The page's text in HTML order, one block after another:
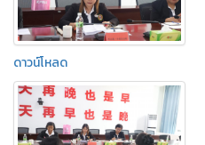
ดาวน์โหลด